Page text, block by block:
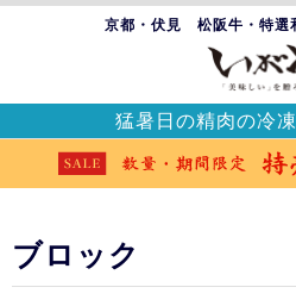
京都・伏見 松阪牛・特
猛暑日の精肉の冷
ブロック